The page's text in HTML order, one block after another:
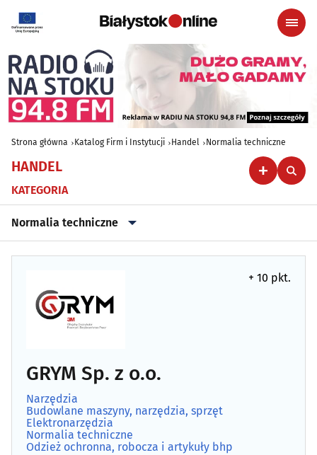
Strona główna Katalog Firm i Instytucji Handel Normalia techniczne
HANDEL
KATEGORIA
Normalia techniczne
Alkohol, Piwo, Wino, Wyroby spirytusowe(20)
Anteny(6)
Antykwariaty(5)
Artykuły dziecięce (11)
Artykuły i sprzęt gospodarstwa domowego (AGD)
Artykuły i sprzęt RTV(4)
+ 10 pkt.
GRYM Sp. z o.o.
Narzędzia
Budowlane maszyny, narzędzia, sprzęt
Elektronarzędzia
Normalia techniczne
Odzież ochronna, robocza i artykuły bhp